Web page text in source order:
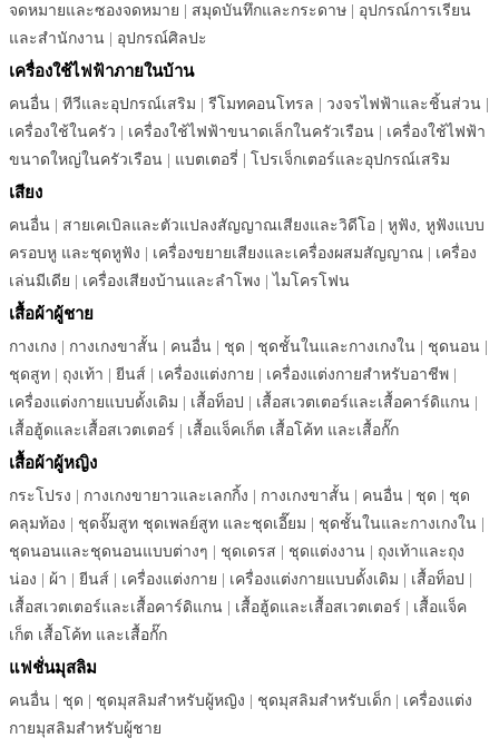
จดหมายและซองจดหมาย | สมุดบันทึกและกระดาษ | อุปกรณ์การเรียน
และสำนักงาน | อุปกรณ์ศิลปะ
เครื่องใช้ไฟฟ้าภายในบ้าน
คนอื่น | ทีวีและอุปกรณ์เสริม | รีโมทคอนโทรล | วงจรไฟฟ้าและชิ้นส่วน |
เครื่องใช้ในครัว | เครื่องใช้ไฟฟ้าขนาดเล็กในครัวเรือน | เครื่องใช้ไฟฟ้า
ขนาดใหญ่ในครัวเรือน | แบตเตอรี่ | โปรเจ็กเตอร์และอุปกรณ์เสริม
เสียง
คนอื่น | สายเคเบิลและตัวแปลงสัญญาณเสียงและวิดีโอ | หูฟัง, หูฟังแบบ
ครอบหู และชุดหูฟัง | เครื่องขยายเสียงและเครื่องผสมสัญญาณ | เครื่อง
เล่นมีเดีย | เครื่องเสียงบ้านและลำโพง |ไมโครโฟน
เสื้อผ้าผู้ชาย
กางเกง | กางเกงขาสั้น | คนอื่น | ชุด | ชุดชั้นในและกางเกงใน | ชุดนอน |
ชุดสูท | ถุงเท้า | ยีนส์ | เครื่องแต่งกาย | เครื่องแต่งกายสำหรับอาชีพ |
เครื่องแต่งกายแบบดั้งเดิม | เสื้อท็อป | เสื้อสเวตเตอร์และเสื้อคาร์ดิแกน |
เสื้อฮู้ดและเสื้อสเวตเตอร์ | เสื้อแจ็คเก็ต เสื้อโค้ท และเสื้อกั๊ก
เสื้อผ้าผู้หญิง
กระโปรง | กางเกงขายาวและเลกกิ้ง | กางเกงขาสั้น | คนอื่น | ชุด | ชุด
คลุมท้อง | ชุดจั๊มสูท ชุดเพลย์สูท และชุดเอี๊ยม | ชุดชั้นในและกางเกงใน |
ชุดนอนและชุดนอนแบบต่างๆ | ชุดเดรส | ชุดแต่งงาน | ถุงเท้าและถุง
น่อง | ผ้า | ยีนส์ | เครื่องแต่งกาย | เครื่องแต่งกายแบบดั้งเดิม | เสื้อท็อป |
เสื้อสเวตเตอร์และเสื้อคาร์ดิแกน | เสื้อฮู้ดและเสื้อสเวตเตอร์ | เสื้อแจ็ค
เก็ต เสื้อโค้ท และเสื้อกั๊ก
แฟชั่นมุสลิม
คนอื่น | ชุด | ชุดมุสลิมสำหรับผู้หญิง | ชุดมุสลิมสำหรับเด็ก | เครื่องแต่ง
กายมุสลิมสำหรับผู้ชาย